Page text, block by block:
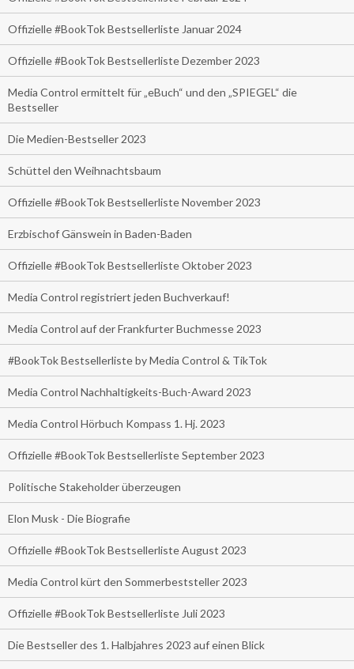
Offizielle #BookTok Bestsellerliste Januar 2024
Offizielle #BookTok Bestsellerliste Dezember 2023
Media Control ermittelt für „eBuch“ und den „SPIEGEL“ die
Bestseller
Die Medien-Bestseller 2023
Schüttel den Weihnachtsbaum
Offizielle #BookTok Bestsellerliste November 2023
Erzbischof Gänswein in Baden-Baden
Offizielle #BookTok Bestsellerliste Oktober 2023
Media Control registriert jeden Buchverkauf!
Media Control auf der Frankfurter Buchmesse 2023
#BookTok Bestsellerliste by Media Control & TikTok
Media Control Nachhaltigkeits-Buch-Award 2023
Media Control Hörbuch Kompass 1. Hj. 2023
Offizielle #BookTok Bestsellerliste September 2023
Politische Stakeholder überzeugen
Elon Musk - Die Biografie
Offizielle #BookTok Bestsellerliste August 2023
Media Control kürt den Sommerbeststeller 2023
Offizielle #BookTok Bestsellerliste Juli 2023
Die Bestseller des 1. Halbjahres 2023 auf einen Blick